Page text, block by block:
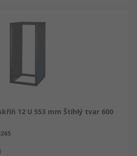
12 U 553 mm Štíhlý tvar 600